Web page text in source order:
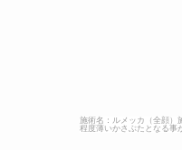
施術名：ルメッカ（全顔）
程度薄いかさぶたとなる事